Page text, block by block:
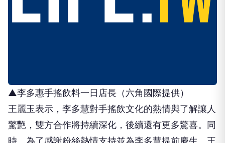
▲李多惠手搖飲料一日店長（六角國際提供）
​王麗玉表示，李多慧對手搖飲文化的熱情與了解讓人
驚艷，雙方合作將持續深化，後續還有更多驚喜。同
時，為了感謝粉絲熱情支持並為李多慧提前慶生，王